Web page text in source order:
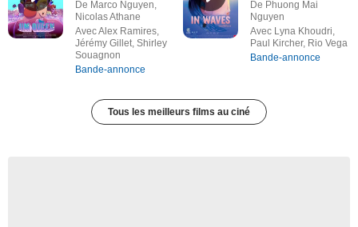
De Marco Nguyen,
Nicolas Athane
Avec Alex Ramires,
Jérémy Gillet, Shirley
Souagnon
Bande-annonce
De Phuong Mai
Nguyen
Avec Lyna Khoudri,
Paul Kircher, Rio Vega
Bande-annonce
Tous les meilleurs films au ciné